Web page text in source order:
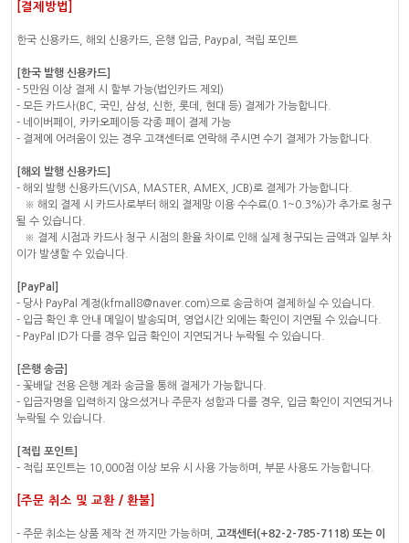
[결제방법]
한국 신용카드, 해외 신용카드, 은행 입금, Paypal, 적립 포인트
[한국 발행 신용카드]
- 5만원 이상 결제 시 할부 가능(법인카드 제외)
- 모든 카드사(BC, 국민, 삼성, 신한, 롯데, 현대 등) 결제가 가능합니다.
- 네이버페이, 카카오페이등 각종 페이 결제 가능
- 결제에 어려움이 있는 경우 고객센터로 연락해 주시면 수기 결제가 가능합니다.
[해외 발행 신용카드]
- 해외 발행 신용카드(VISA, MASTER, AMEX, JCB)로 결제가 가능합니다.
※ 해외 결제 시 카드사로부터 해외 결제망 이용 수수료(0.1~0.3%)가 추가로 청구
될 수 있습니다.
※ 결제 시점과 카드사 청구 시점의 환율 차이로 인해 실제 청구되는 금액과 일부 차
이가 발생할 수 있습니다.
[PayPal]
- 당사 PayPal 계정(kfmall8@naver.com)으로 송금하여 결제하실 수 있습니다.
- 입금 확인 후 안내 메일이 발송되며, 영업시간 외에는 확인이 지연될 수 있습니다.
- PayPal ID가 다를 경우 입금 확인이 지연되거나 누락될 수 있습니다.
[은행 송금]
- 꽃배달 전용 은행 계좌 송금을 통해 결제가 가능합니다.
- 입금자명을 입력하지 않으셨거나 주문자 성함과 다를 경우, 입금 확인이 지연되거나
누락될 수 있습니다.
[적립 포인트]
- 적립 포인트는 10,000점 이상 보유 시 사용 가능하며, 부분 사용도 가능합니다.
[주문 취소 및 교환 / 환불]
- 주문 취소는 상품 제작 전 까지만 가능하며, 고객센터(+82-2-785-7118) 또는 이